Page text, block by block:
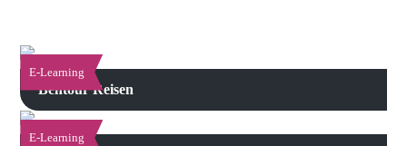
E-Learning
Bentour Reisen
E-Learning